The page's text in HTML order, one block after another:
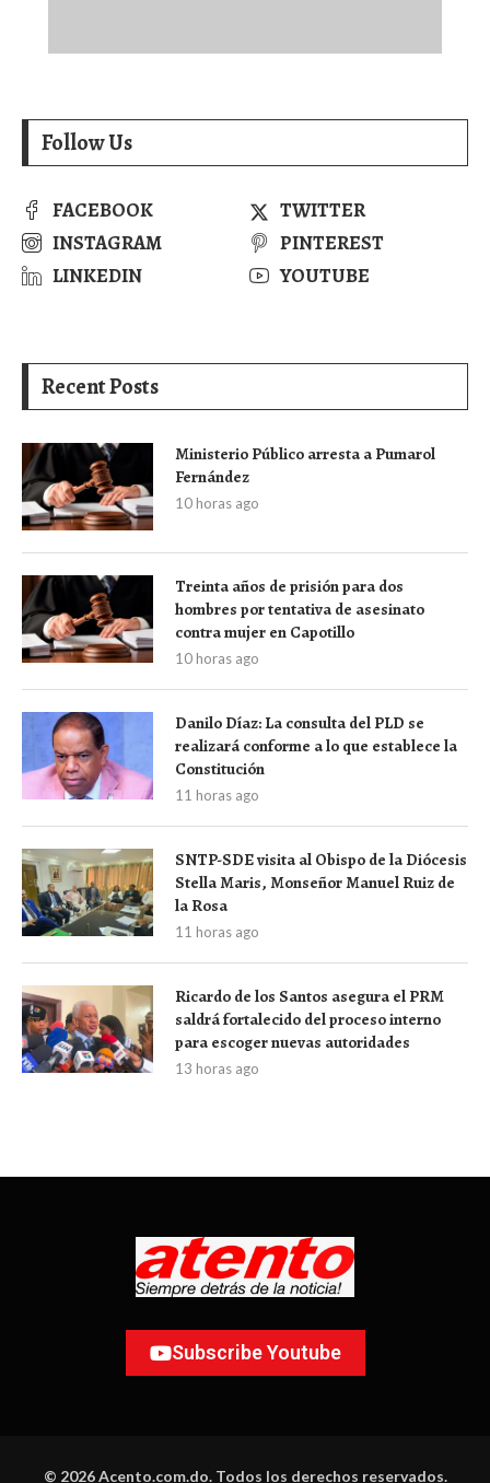
Follow Us
FACEBOOK
TWITTER
INSTAGRAM
PINTEREST
LINKEDIN
YOUTUBE
Recent Posts
Ministerio Público arresta a Pumarol
Fernández
10 horas ago
Treinta años de prisión para dos
hombres por tentativa de asesinato
contra mujer en Capotillo
10 horas ago
Danilo Díaz: La consulta del PLD se
realizará conforme a lo que establece la
Constitución
11 horas ago
SNTP-SDE visita al Obispo de la Diócesis
Stella Maris, Monseñor Manuel Ruiz de
la Rosa
11 horas ago
Ricardo de los Santos asegura el PRM
saldrá fortalecido del proceso interno
para escoger nuevas autoridades
13 horas ago
Subscribe Youtube
© 2026 Acento.com.do. Todos los derechos reservados.